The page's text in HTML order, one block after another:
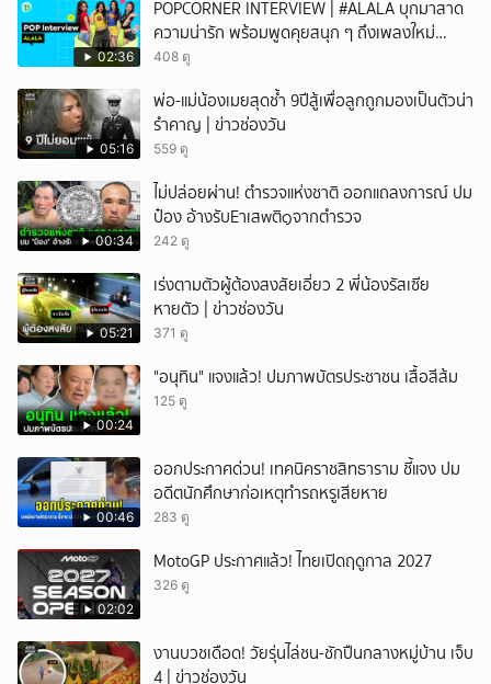
02:36
POPCORNER INTERVIEW | #ALALA บุกมาสาด
ความน่ารัก พร้อมพูดคุยสนุก ๆ ถึงเพลงใหม่
'ON&OFF'
408 ดู
05:16
พ่อ-แม่น้องเมยสุดช้ำ 9ปีสู้เพื่อลูกถูกมองเป็นตัวน่า
รำคาญ | ข่าวช่องวัน
559 ดู
00:34
ไม่ปล่อยผ่าน! ตำรวจแห่งชาติ ออกแถลงการณ์ ปม
ป๋อง อ้างรับEาเสwติ๑จากตำรวจ
242 ดู
05:21
เร่งตามตัวผู้ต้องสงสัยเอี่ยว 2 พี่น้องรัสเซีย
หายตัว | ข่าวช่องวัน
371 ดู
00:24
"อนุทิน" แจงแล้ว! ปมภาพบัตรประชาชน เสื้อสีส้ม
125 ดู
00:46
ออกประกาศด่วน! เทคนิคราชสิทธาราม ชี้แจง ปม
อดีตนักศึกษาก่อเหตุทำรถหรูเสียหาย
283 ดู
02:02
MotoGP ประกาศแล้ว! ไทยเปิดฤดูกาล 2027
326 ดู
งานบวชเดือด! วัยรุ่นไล่ชน-ชักปืนกลางหมู่บ้าน เจ็บ
4 | ข่าวช่องวัน